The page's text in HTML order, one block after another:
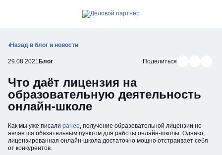
Открыть мобильное меню
Назад в блог и новости
29.08.2021 Блог Поделиться
Что даёт лицензия на
образовательную деятельность
онлайн-школе
Как мы уже писали ранее, получение образовательной лицензии не
является обязательным пунктом для работы онлайн-школы. Однако,
лицензированная онлайн-школа достаточно мощно отстраивает себя
от конкурентов.